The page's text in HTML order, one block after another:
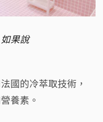
如果說
國的冷萃取技術，
養素。